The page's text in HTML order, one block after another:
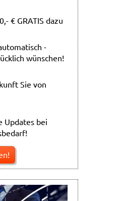
€ GRATIS dazu
-
wünschen!
Sie von
Updates bei